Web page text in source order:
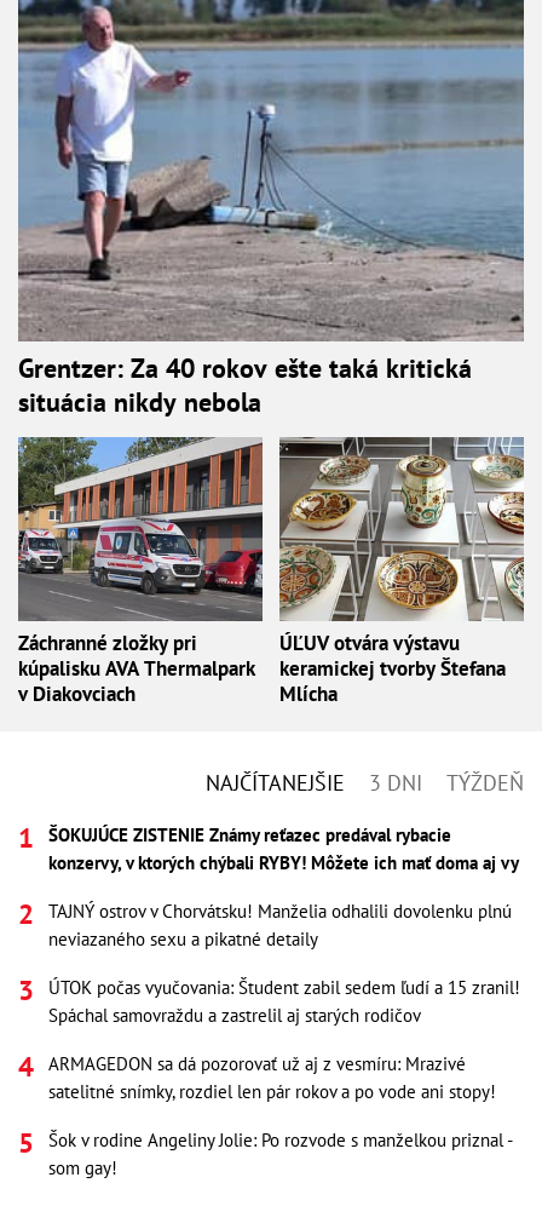
Grentzer: Za 40 rokov ešte taká kritická
situácia nikdy nebola
Záchranné zložky pri
kúpalisku AVA Thermalpark
v Diakovciach
ÚĽUV otvára výstavu
keramickej tvorby Štefana
Mlícha
NAJČÍTANEJŠIE 3 DNI TÝŽDEŇ
ŠOKUJÚCE ZISTENIE Známy reťazec predával rybacie
konzervy, v ktorých chýbali RYBY! Môžete ich mať doma aj vy
TAJNÝ ostrov v Chorvátsku! Manželia odhalili dovolenku plnú
neviazaného sexu a pikatné detaily
ÚTOK počas vyučovania: Študent zabil sedem ľudí a 15 zranil!
Spáchal samovraždu a zastrelil aj starých rodičov
ARMAGEDON sa dá pozorovať už aj z vesmíru: Mrazivé
satelitné snímky, rozdiel len pár rokov a po vode ani stopy!
Šok v rodine Angeliny Jolie: Po rozvode s manželkou priznal -
som gay!